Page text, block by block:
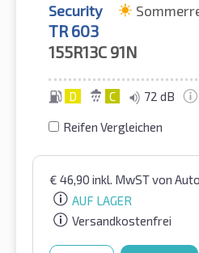
Security
TR 603
155R13C 91N
D C 72 dB
Reifen Vergleichen
€ 46,90 inkl. MwSTvon
AUF LAGER
Versandkostenfrei